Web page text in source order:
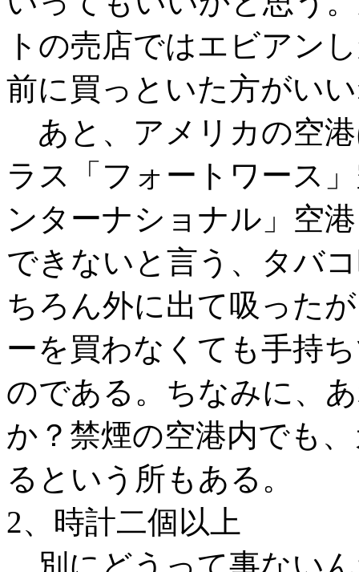
トの売店ではエビアン
前に買っといた方がい
あと、アメリカの空
ラス「フォートワース
ンターナショナル」空
できないと言う、タバ
ちろん外に出て吸った
ーを買わなくても手持
のである。ちなみに、
か？禁煙の空港内でも
るという所もある。
2、時計二個以上